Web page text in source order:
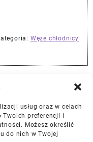
usług oraz w celach
Twoich preferencji i
Możesz określić
do nich w Twojej
Węże chłodnicy
Gwarancją Dożywotnią!*